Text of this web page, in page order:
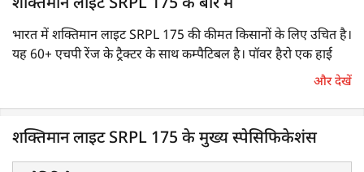
भारत में शक्तिमान लाइट SRPL 175 की कीमत किसानों के लिए उचित है।
यह 60+ एचपी रेंज के ट्रैक्टर के साथ कम्पैटिबल है। पॉवर हैरो एक हाई
परफोर्मेंस वाला कृषि उपकरण है, जिसका उपयोग मुख्य रूप से द्वितीयक
एक आदर्श सीड बेड बनाने के लिए मिट्टी को एक समान वितरित करने के
लिए किया जाता है।
और देखें
शक्तिमान लाइट SRPL 175 के मुख्य स्पेसिफिकेशंस